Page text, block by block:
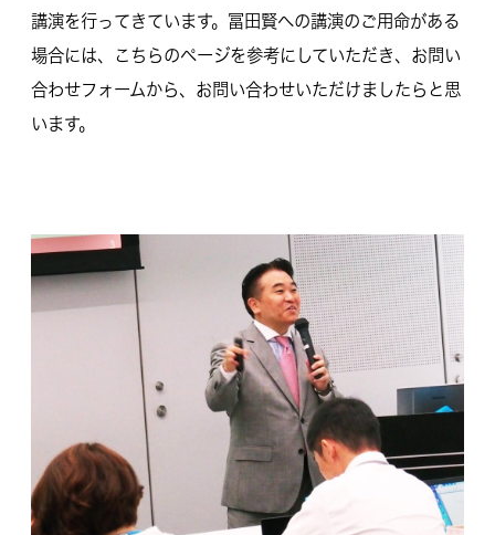
講演を行ってきています。冨田賢への講演のご用命がある
場合には、こちらのページを参考にしていただき、お問い
合わせフォームから、お問い合わせいただけましたらと思
います。